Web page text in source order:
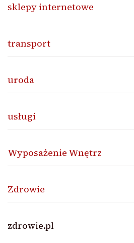
sklepy internetowe
transport
uroda
usługi
Wyposażenie Wnętrz
Zdrowie
zdrowie.pl